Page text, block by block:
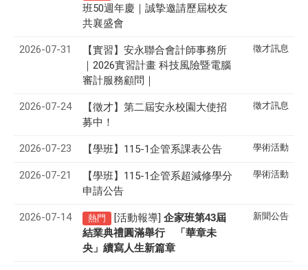
班50週年慶｜誠摯邀請歷屆校友
共襄盛會
2026-07-31
【實習】安永聯合會計師事務所
｜2026實習計畫 科技風險暨電腦
審計服務顧問｜
徵才訊息
2026-07-24 【徵才】 第二屆安永校園大使招
募中！
徵才訊息
2026-07-23 【學班】115-1企管系課表公告 學術活動
2026-07-21
【學班】115-1企管系超減修學分
申請公告
學術活動
2026-07-14 熱門 [活動報導] 企家班第43屆
結業典禮圓滿舉行 「華章未
央」續寫人生新篇章
新聞公告